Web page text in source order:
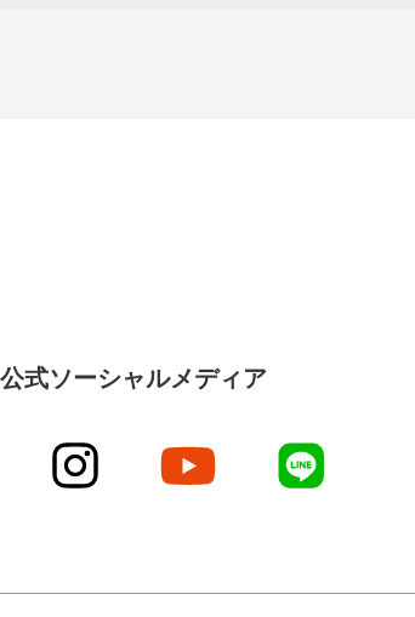
公式ソーシャルメディア
instagram youtube